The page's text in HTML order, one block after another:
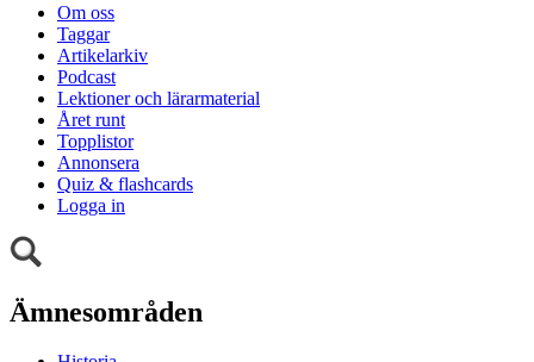
Om oss
Taggar
Artikelarkiv
Podcast
Lektioner och lärarmaterial
Året runt
Topplistor
Annonsera
Quiz & flashcards
Logga in
Ämnesområden